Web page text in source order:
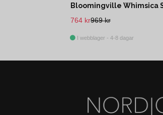
969 kr
764 kr
I webblager - 4-8 dagar